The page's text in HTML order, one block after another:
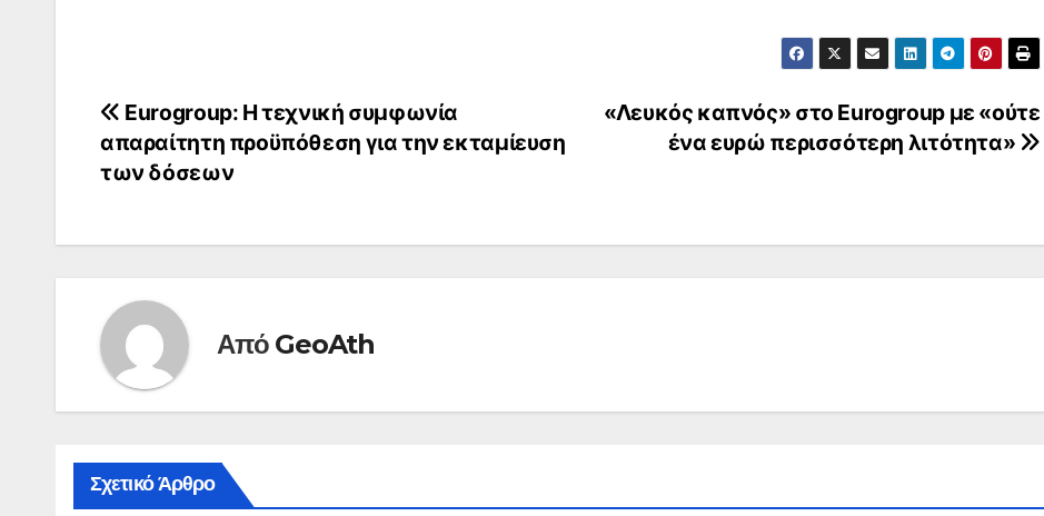
Πλοήγηση
άρθρων
«Λευκός καπνός» στο Eurogroup με «ούτε
ένα ευρώ περισσότερη λιτότητα»
Eurogroup: H τεχνική συμφωνία
απαραίτητη προϋπόθεση για την εκταμίευση
των δόσεων
Από GeoAth
Σχετικό Άρθρο